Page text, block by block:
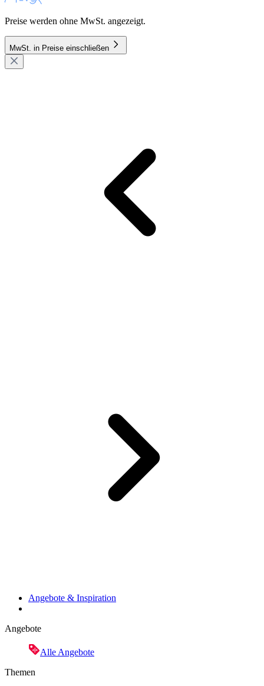
Preise werden ohne MwSt. angezeigt.
MwSt. in Preise einschließen
Angebote & Inspiration
Angebote
Alle Angebote
Themen